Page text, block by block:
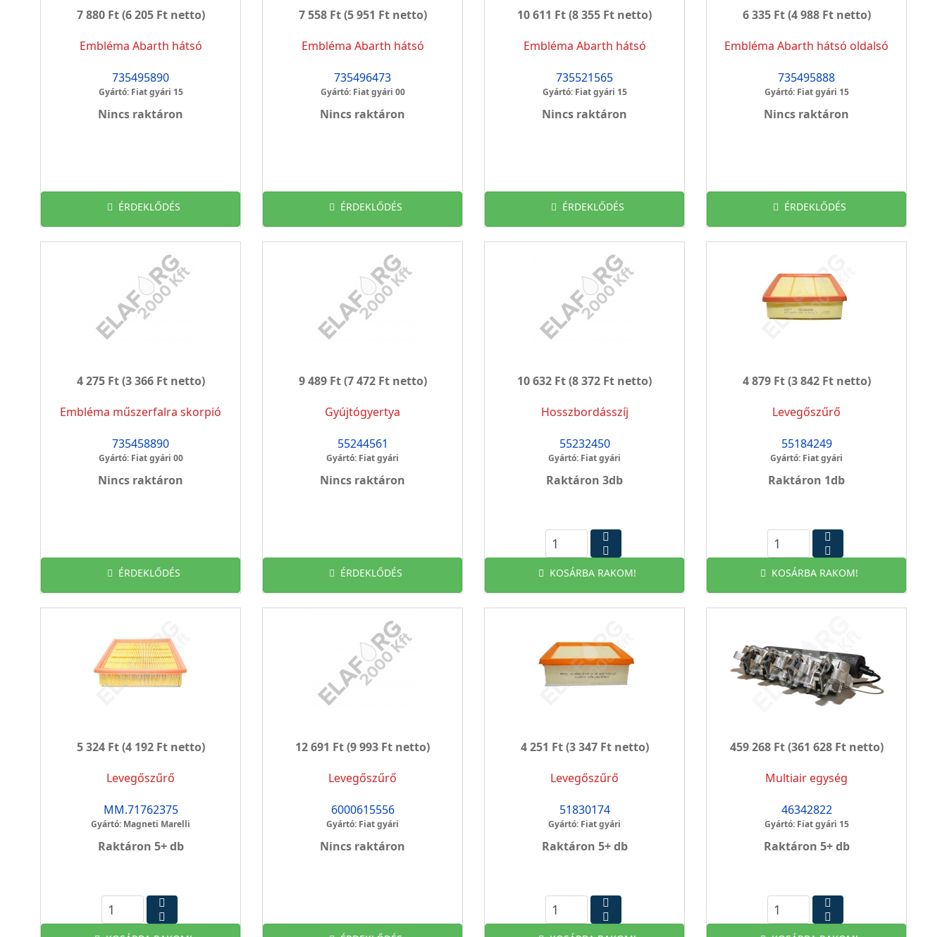
7 880 Ft(6 205 Ft netto)
Embléma Abarth hátsó
735495890
Gyártó: Fiat gyári 15
Nincs raktáron
ÉRDEKLŐDÉS
7 558 Ft(5 951 Ft netto)
Embléma Abarth hátsó
735496473
Gyártó: Fiat gyári 00
Nincs raktáron
ÉRDEKLŐDÉS
10 611 Ft(8 355 Ft netto)
Embléma Abarth hátsó
735521565
Gyártó: Fiat gyári 15
Nincs raktáron
ÉRDEKLŐDÉS
6 335 Ft(4 988 Ft netto)
Embléma Abarth hátsó oldalsó
735495888
Gyártó: Fiat gyári 15
Nincs raktáron
ÉRDEKLŐDÉS
4 275 Ft(3 366 Ft netto)
Embléma műszerfalra skorpió
735458890
Gyártó: Fiat gyári 00
Nincs raktáron
ÉRDEKLŐDÉS
9 489 Ft(7 472 Ft netto)
Gyújtógyertya
55244561
Gyártó: Fiat gyári
Nincs raktáron
ÉRDEKLŐDÉS
10 632 Ft(8 372 Ft netto)
Hosszbordásszíj
55232450
Gyártó: Fiat gyári
Raktáron 3db
KOSÁRBA RAKOM!
4 879 Ft(3 842 Ft netto)
Levegőszűrő
55184249
Gyártó: Fiat gyári
Raktáron 1db
KOSÁRBA RAKOM!
5 324 Ft(4 192 Ft netto)
Levegőszűrő
MM.71762375
Gyártó: Magneti Marelli
Raktáron 5+ db
12 691 Ft(9 993 Ft netto)
Levegőszűrő
6000615556
Gyártó: Fiat gyári
Nincs raktáron
4 251 Ft(3 347 Ft netto)
Levegőszűrő
51830174
Gyártó: Fiat gyári
Raktáron 5+ db
459 268 Ft(361 628 Ft netto)
Multiair egység
46342822
Gyártó: Fiat gyári 15
Raktáron 5+ db